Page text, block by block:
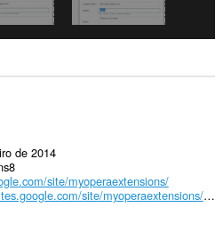
de 2014
site/myoperaextensions/
https://sites.google.com/site/myoperaextensions/documents/source